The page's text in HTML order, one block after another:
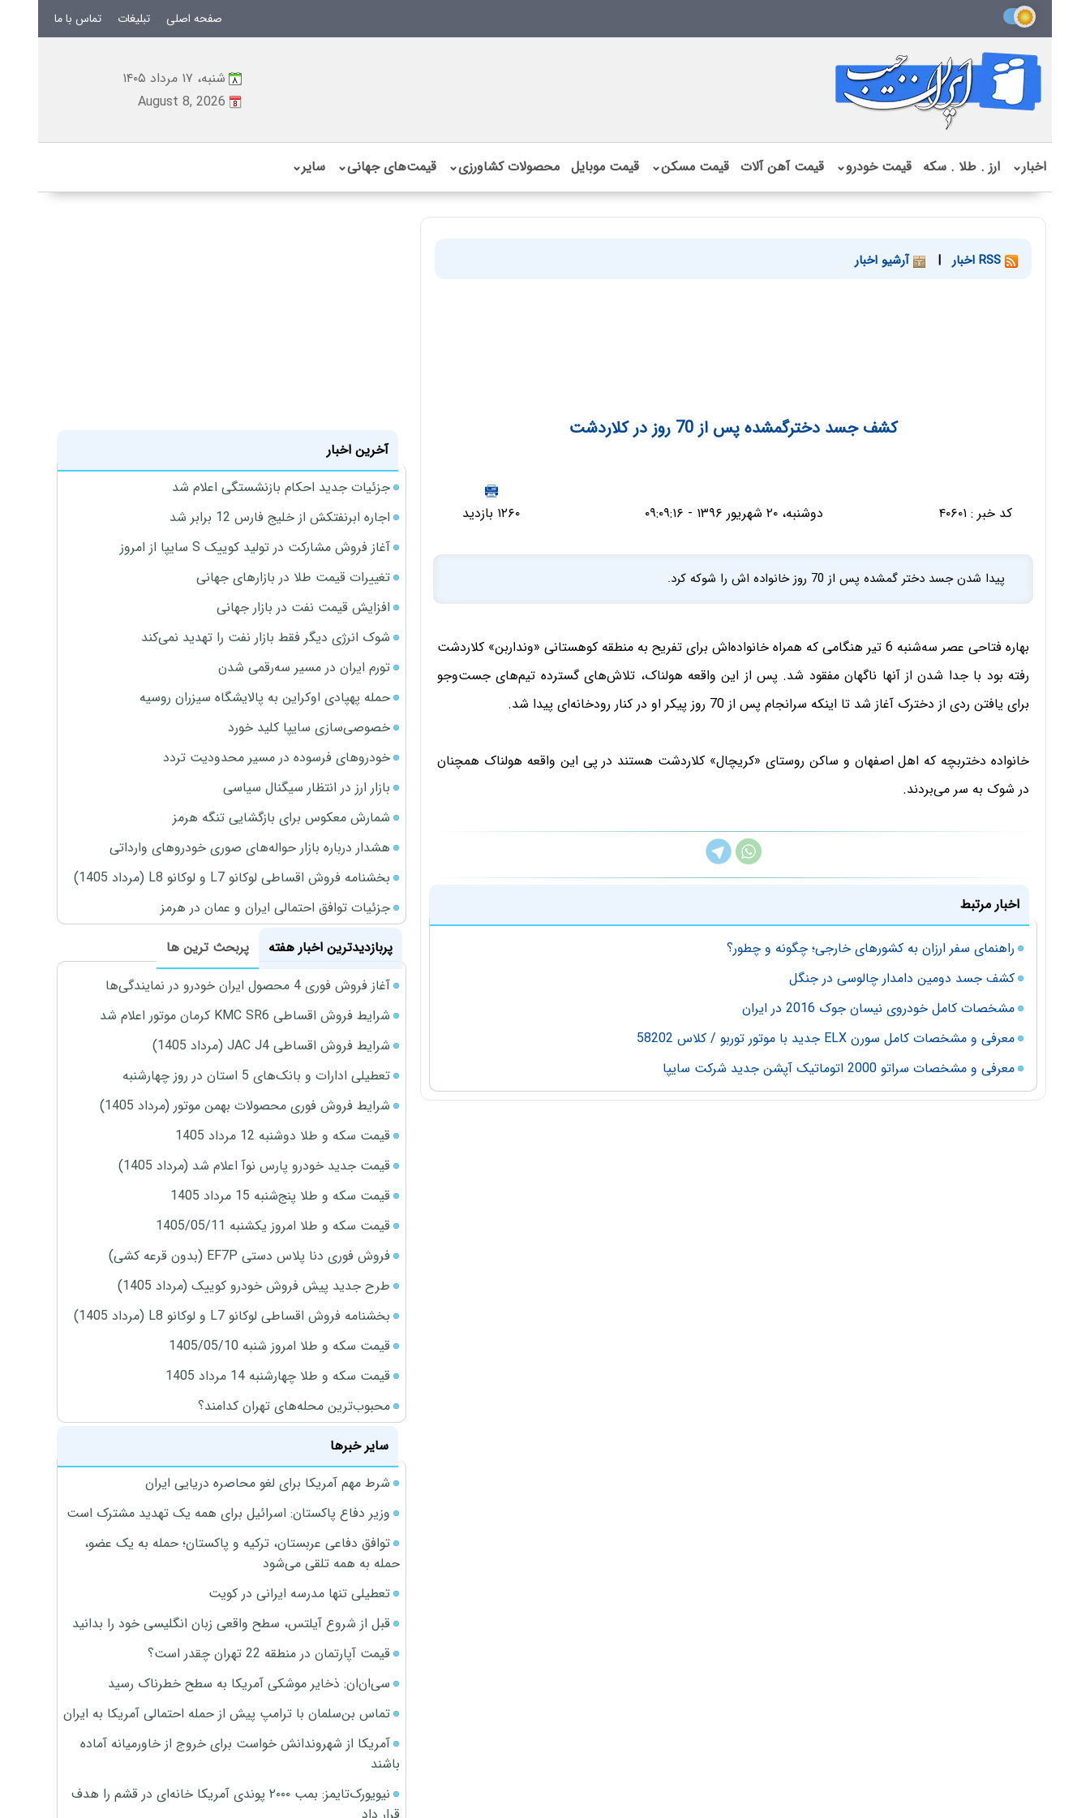
صفحه اصلی تبلیغات تماس با ما
شنبه، ۱۷ مرداد ۱۴۰۵
August 8, 2026
اخبار⌄ ارز . طلا . سکه قیمت خودرو⌄ قیمت آهن آلات قیمت مسکن⌄ قیمت موبایل محصولات کشاورزی⌄ قیمت‌های جهانی⌄ سایر⌄
| آرشیو اخبار
کشف جسد دخترگمشده پس از 70 روز در کلاردشت
کد خبر : ۴۰۶۰۱ دوشنبه، ۲۰ شهریور ۱۳۹۶ - ۰۹:۰۹:۱۶ ۱۲۶۰ بازدید
پیدا شدن جسد دختر گمشده پس از 70 روز خانواده اش را شوکه کرد.
بهاره فتاحی عصر سه‌شنبه 6 تیر هنگامی که همراه خانواده‌اش برای تفریح به منطقه کوهستانی «ونداربن» کلاردشت
رفته بود با جدا شدن از آنها ناگهان مفقود شد. پس از این واقعه هولناک، تلاش‌های گسترده تیم‌های جست‌و‌جو
برای یافتن ردی از دخترک آغاز شد تا اینکه سرانجام پس از 70 روز پیکر او در کنار رودخانه‌ای پیدا شد.
خانواده دختربچه که اهل اصفهان و ساکن روستای «کریچال» کلاردشت هستند در پی این واقعه هولناک همچنان
در شوک به سر می‌بردند.
اخبار مرتبط
راهنمای سفر ارزان به کشورهای خارجی؛ چگونه و چطور؟
کشف جسد دومین دامدار چالوسی در جنگل
مشخصات کامل خودروی نیسان جوک 2016 در ایران
معرفی و مشخصات کامل سورن ELX جدید با موتور توربو / کلاس 58202
معرفی و مشخصات سراتو 2000 اتوماتیک آپشن جدید شرکت سایپا
آخرین اخبار
جزئیات جدید احکام بازنشستگی اعلام شد
اجاره ابرنفتکش از خلیج فارس 12 برابر شد
آغاز فروش مشارکت در تولید کوییک S سایپا از امروز
تغییرات قیمت طلا در بازارهای جهانی
افزایش قیمت نفت در بازار جهانی
شوک انرژی دیگر فقط بازار نفت را تهدید نمی‌کند
تورم ایران در مسیر سه‌رقمی شدن
حمله پهپادی اوکراین به پالایشگاه سیزران روسیه
خصوصی‌سازی سایپا کلید خورد
خودروهای فرسوده در مسیر محدودیت تردد
بازار ارز در انتظار سیگنال سیاسی
شمارش معکوس برای بازگشایی تنگه هرمز
هشدار درباره بازار حواله‌های صوری خودروهای وارداتی
بخشنامه فروش اقساطی لوکانو L7 و لوکانو L8 (مرداد 1405)
جزئیات توافق احتمالی ایران و عمان در هرمز
پربازدیدترین اخبار هفته
پربحث ترین ها
آغاز فروش فوری 4 محصول ایران خودرو در نمایندگی‌ها
شرایط فروش اقساطی KMC SR6 کرمان موتور اعلام شد
شرایط فروش اقساطی JAC J4 (مرداد 1405)
تعطیلی ادارات و بانک‌های 5 استان در روز چهارشنبه
شرایط فروش فوری محصولات بهمن موتور (مرداد 1405)
قیمت سکه و طلا دوشنبه 12 مرداد 1405
قیمت جدید خودرو پارس نوآ اعلام شد (مرداد 1405)
قیمت سکه و طلا پنج‌شنبه 15 مرداد 1405
قیمت سکه و طلا امروز یکشنبه 1405/05/11
فروش فوری دنا پلاس دستی EF7P (بدون قرعه کشی)
طرح جدید پیش فروش خودرو کوییک (مرداد 1405)
بخشنامه فروش اقساطی لوکانو L7 و لوکانو L8 (مرداد 1405)
قیمت سکه و طلا امروز شنبه 1405/05/10
قیمت سکه و طلا چهارشنبه 14 مرداد 1405
محبوب‌ترین محله‌های تهران کدامند؟
سایر خبرها
شرط مهم آمریکا برای لغو محاصره دریایی ایران
وزیر دفاع پاکستان: اسرائیل برای همه یک تهدید مشترک است
توافق دفاعی عربستان، ترکیه و پاکستان؛ حمله به یک عضو،
حمله به همه تلقی می‌شود
تعطیلی تنها مدرسه ایرانی در کویت
قبل از شروع آیلتس، سطح واقعی زبان انگلیسی خود را بدانید
قیمت آپارتمان در منطقه 22 تهران چقدر است؟
سی‌ان‌ان: ذخایر موشکی آمریکا به سطح خطرناک رسید
تماس بن‌سلمان با ترامپ پیش از حمله احتمالی آمریکا به ایران
آمریکا از شهروندانش خواست برای خروج از خاورمیانه آماده
باشند
نیویورک‌تایمز: بمب ۲۰۰۰ پوندی آمریکا خانه‌ای در قشم را هدف